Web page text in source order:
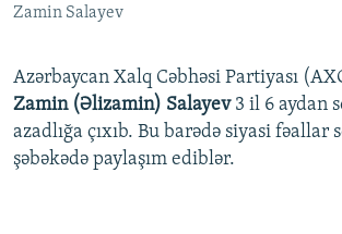
Zamin Salayev
Azərbaycan Xalq Cəbhəsi Partiyası
Zamin (Əlizamin) Salayev 3 il 6 aydan
azadlığa çıxıb. Bu barədə siyasi fəallar
şəbəkədə paylaşım ediblər.